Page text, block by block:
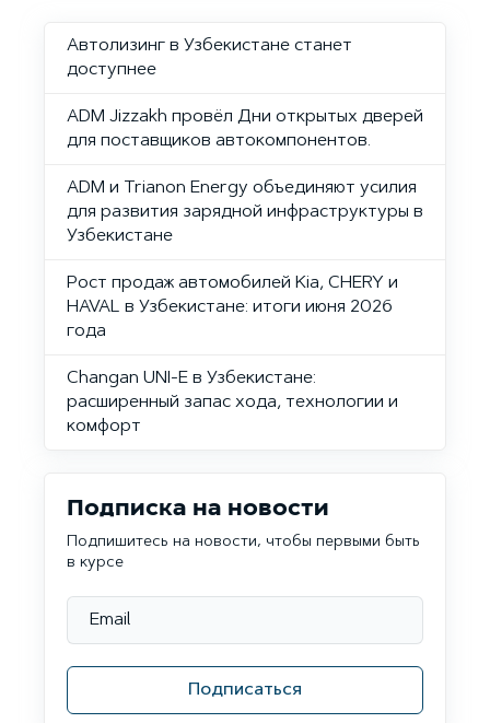
Автолизинг в Узбекистане станет
доступнее
ADM Jizzakh провёл Дни открытых дверей
для поставщиков автокомпонентов.
ADM и Trianon Energy объединяют усилия
для развития зарядной инфраструктуры в
Узбекистане
Рост продаж автомобилей Kia, CHERY и
HAVAL в Узбекистане: итоги июня 2026
года
Changan UNI-E в Узбекистане:
расширенный запас хода, технологии и
комфорт
Подписка на новости
Подпишитесь на новости, чтобы первыми быть
в курсе
Подписаться